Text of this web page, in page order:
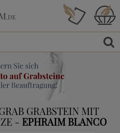
.DE
GRABSTEIN MIT
- EPHRAIM BLANCO